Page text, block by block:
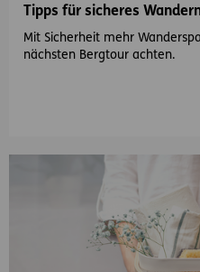
Tipps für sicheres
Mit Sicherheit mehr
nächsten Bergtour achten.